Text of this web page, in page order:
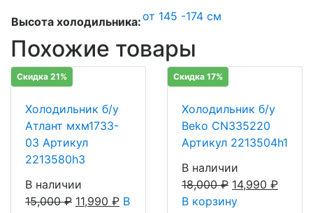
Высота холодильника:от 145 -174 см
Похожие товары
Скидка 21%
Холодильник б/у
Атлант мхм1733-
03 Артикул
2213580h3
В наличии
15,000₽ 11,990 ₽ В
Скидка 17%
Холодильник б/у
Beko CN335220
Артикул 2213504h1
В наличии
18,000₽ 14,990 ₽
В корзину